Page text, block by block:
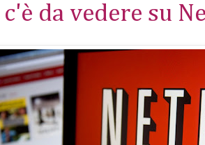
c'è da vedere su